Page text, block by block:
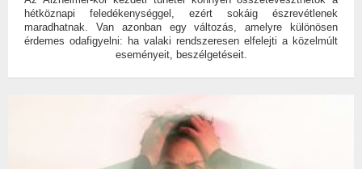
hétköznapi feledékenységgel, ezért sokáig észrevétlenek
maradhatnak. Van azonban egy változás, amelyre különösen
érdemes odafigyelni: ha valaki rendszeresen elfelejti a közelmúlt
eseményeit, beszélgetéseit.